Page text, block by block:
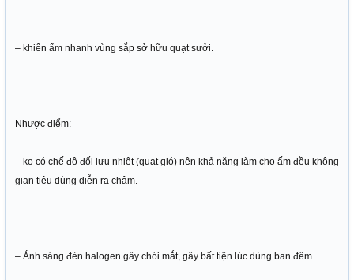
– khiến ấm nhanh vùng sắp sở hữu quạt sưởi.
Nhược điểm:
– ko có chế độ đối lưu nhiệt (quạt gió) nên khả năng làm cho ấm đều không
gian tiêu dùng diễn ra chậm.
– Ánh sáng đèn halogen gây chói mắt, gây bất tiện lúc dùng ban đêm.